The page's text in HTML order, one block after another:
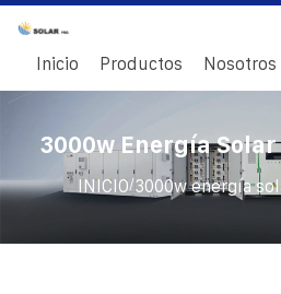
Inicio Productos Nosotros
3000w Energía
INICIO/3000w energía